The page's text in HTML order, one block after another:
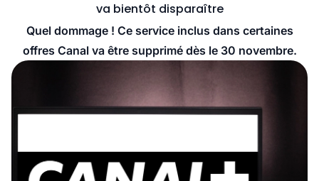
va bientôt disparaître
Quel dommage ! Ce service inclus dans certaines
offres Canal va être supprimé dès le 30 novembre.